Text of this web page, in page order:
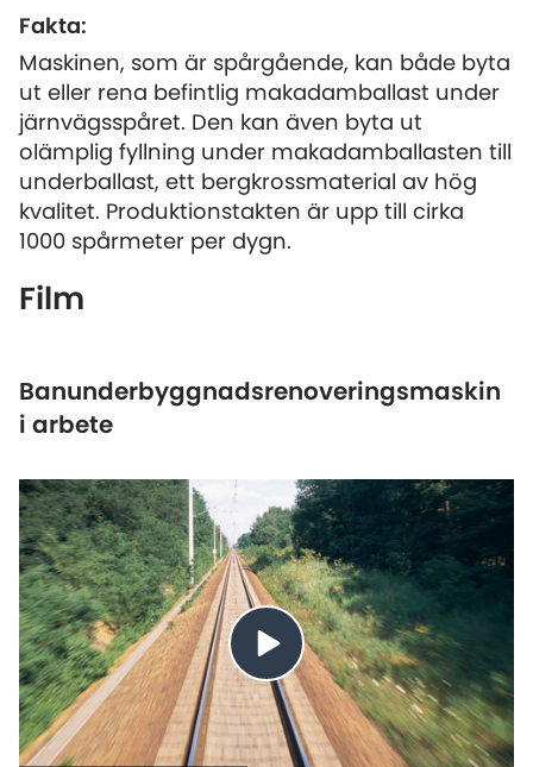
Fakta:
Maskinen, som är spårgående, kan både byta
ut eller rena befintlig makadamballast under
järnvägsspåret. Den kan även byta ut
olämplig fyllning under makadamballasten till
underballast, ett bergkrossmaterial av hög
kvalitet. Produktionstakten är upp till cirka
1000 spårmeter per dygn.
Film
Banunderbyggnadsrenoveringsmaskin
i arbete